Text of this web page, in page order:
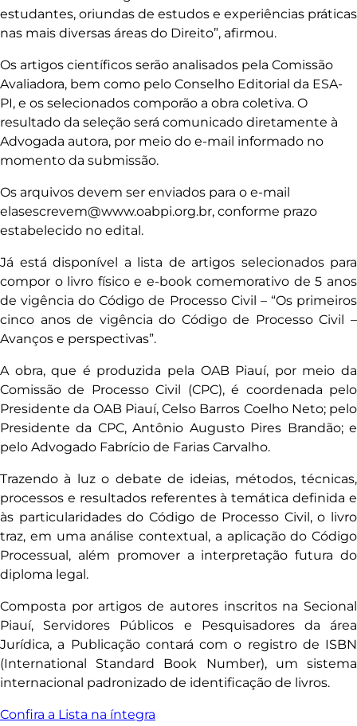
estudantes, oriundas de estudos e experiências práticas
nas mais diversas áreas do Direito”, afirmou.
Os artigos científicos serão analisados pela Comissão
Avaliadora, bem como pelo Conselho Editorial da ESA-
PI, e os selecionados comporão a obra coletiva. O
resultado da seleção será comunicado diretamente à
Advogada autora, por meio do e-mail informado no
momento da submissão.
Os arquivos devem ser enviados para o e-mail
elasescrevem@www.oabpi.org.br, conforme prazo
estabelecido no edital.
Já está disponível a lista de artigos selecionados para
compor o livro físico e e-book comemorativo de 5 anos
de vigência do Código de Processo Civil – “Os primeiros
cinco anos de vigência do Código de Processo Civil –
Avanços e perspectivas”.
A obra, que é produzida pela OAB Piauí, por meio da
Comissão de Processo Civil (CPC), é coordenada pelo
Presidente da OAB Piauí, Celso Barros Coelho Neto; pelo
Presidente da CPC, Antônio Augusto Pires Brandão; e
pelo Advogado Fabrício de Farias Carvalho.
Trazendo à luz o debate de ideias, métodos, técnicas,
processos e resultados referentes à temática definida e
às particularidades do Código de Processo Civil, o livro
traz, em uma análise contextual, a aplicação do Código
Processual, além promover a interpretação futura do
diploma legal.
Composta por artigos de autores inscritos na Secional
Piauí, Servidores Públicos e Pesquisadores da área
Jurídica, a Publicação contará com o registro de ISBN
(International Standard Book Number), um sistema
internacional padronizado de identificação de livros.
Confira a Lista na íntegra